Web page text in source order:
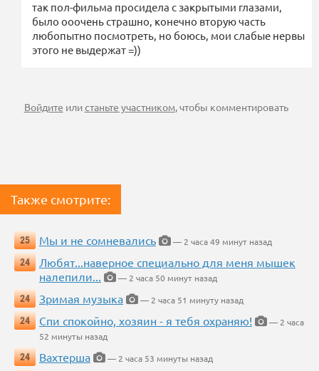
так пол-фильма просидела с закрытыми глазами,
было ооочень страшно, конечно вторую часть
любопытно посмотреть, но боюсь, мои слабые нервы
этого не выдержат =))
Войдите илистаньте участником, чтобы комментировать
Также смотрите:
25 Мы и не сомневались
— 2 часа 49 минут назад
24
Любят...наверное специально для меня мышек
налепили...
— 2 часа 50 минут назад
24
Зримая музыка
— 2 часа 51 минуту назад
24
Спи спокойно, хозяин - я тебя охраняю!
— 2 часа
52 минуты назад
24
Вахтерша
— 2 часа 53 минуты назад